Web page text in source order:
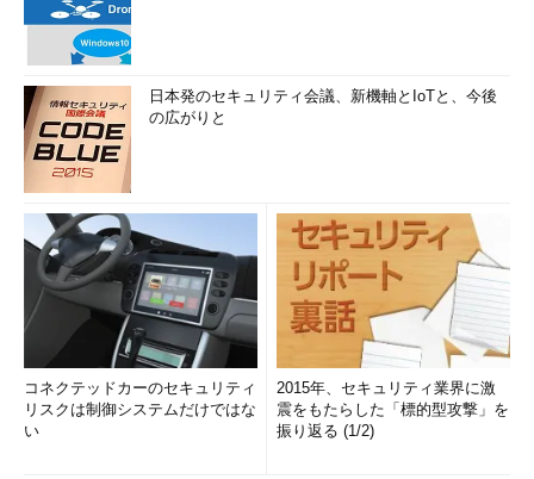
日本発のセキュリティ会議、新機軸とIoTと、今後
の広がりと
コネクテッドカーのセキュリティ
リスクは制御システムだけではな
い
2015年、セキュリティ業界に激
震をもたらした「標的型攻撃」を
振り返る (1/2)